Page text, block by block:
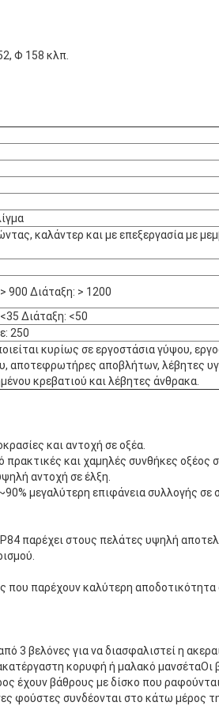
Φ 158 κλπ.
καλάντερ και με επεξεργασία με
900 Διάταξη: > 1200
Διάταξη: <50
250
κυρίως σε εργοστάσια γύψου,
αποτεφρωτήρες αποβλήτων, λέβητες
κρεβατιού και λέβητες άνθρακα.
και αντοχή σε οξέα.
και χαμηλές συνθήκες οξέος
αντοχή σε έλξη.
μεγαλύτερη επιφάνεια συλλογής σε
παρέχει στους πελάτες υψηλή
που παρέχουν καλύτερη
3 βελόνες για να διασφαλιστεί η
κορυφή ή μαλακό
έχουν βάθρους με δίσκο που
φούστες συνδέονται στο κάτω μέρος